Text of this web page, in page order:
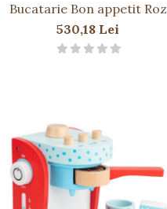
Bucatarie Bon appetit Roz
530,18 Lei